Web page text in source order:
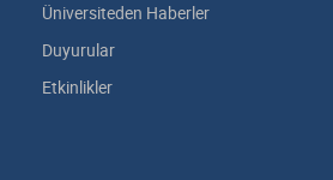
Üniversiteden Haberler
Duyurular
Etkinlikler